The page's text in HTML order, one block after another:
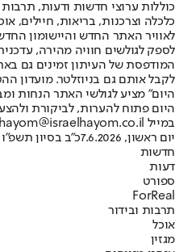
כוללות ערוצי חדשות ודעות, תרבות
לאוויר האתר החדש והיישומון
לספק לגולשים חוויה מהירה,
המודפסת של העיתון זמינים גם
לקבל אותם גם בניוזלטר. מועדון
היום" מציע לגולשי האתר הנחות
היום פתוח להערות, לביקורת
במייל hayom@israelhayom.co.il.
יום ראשון, 7.6.2026
כ"ב בסיון תשפ"ו
חדשות
דעות
ספורט
ForReal
תרבות ובידור
אוכל
מגזין